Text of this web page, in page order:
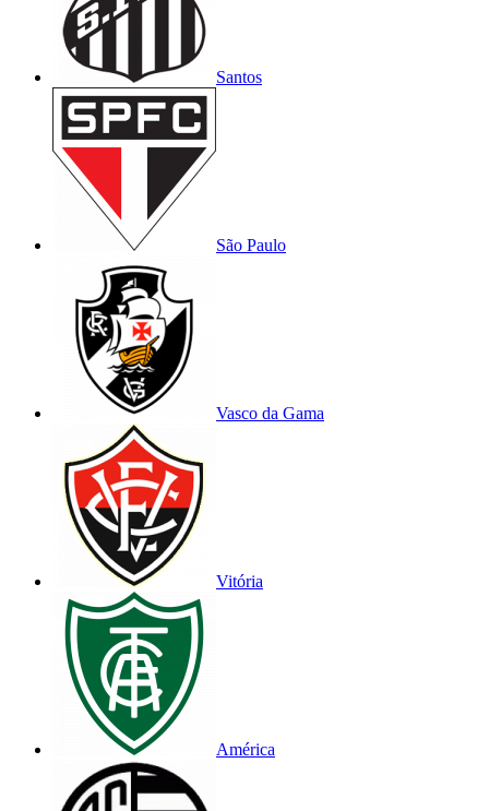
Santos
São Paulo
Vasco da Gama
Vitória
América